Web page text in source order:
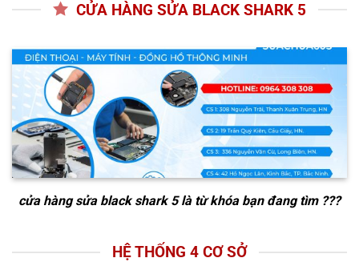
CỬA HÀNG SỬA BLACK SHARK 5
cửa hàng sửa black shark 5là từ khóa bạn đang tìm ???
HỆ THỐNG 4 CƠ SỞ